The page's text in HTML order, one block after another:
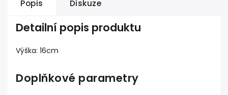
Popis Diskuze
Detailní popis produktu
Výška: 16cm
Doplňkové parametry